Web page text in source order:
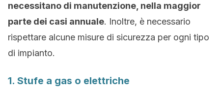
necessitano di manutenzione, nella maggior
parte dei casi annuale. Inoltre, è necessario
rispettare alcune misure di sicurezza per ogni tipo
di impianto.
1. Stufe a gas o elettriche